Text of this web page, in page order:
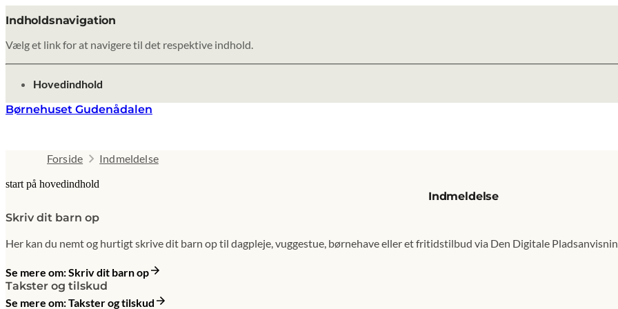
Indholdsnavigation
Vælg et link for at navigere til det respektive indhold.
gå til
Hovedindhold
Børnehuset Gudenådalen
Forside Indmeldelse
start på hovedindhold
Indmeldelsesenest opdateret 9. februar 2026
Skriv dit barn op
Her kan du nemt og hurtigt skrive dit barn op til dagpleje, vuggestue, børnehave eller et fritidstilbud via Den Digitale
Se mere om: Skriv dit barn op
Takster og tilskud
Se mere om: Takster og tilskud